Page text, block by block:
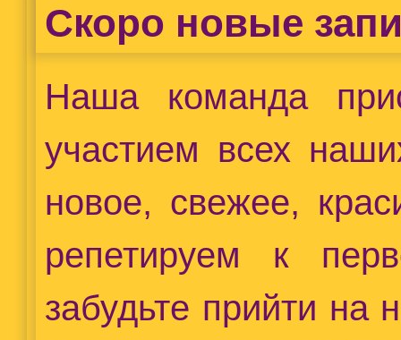
Скоро новые
Наша команда
участием всех
новое, свежее,
репетируем к
забудьте прийти на